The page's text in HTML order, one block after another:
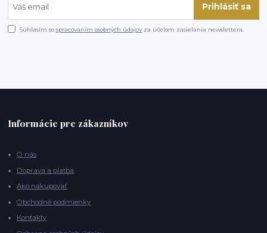
Prihlásiť sa
Súhlasím sospracovaním osobných údajov za účelom zasielania newslettera.
Informácie pre zákazníkov
O nás
Doprava a platba
Ako nakupovať
Obchodné podmienky
Kontakty